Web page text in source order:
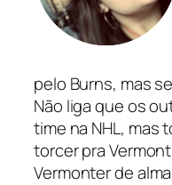
pelo Burns, mas
Não liga que os
time na NHL, mas
torcer pra
Vermonter de